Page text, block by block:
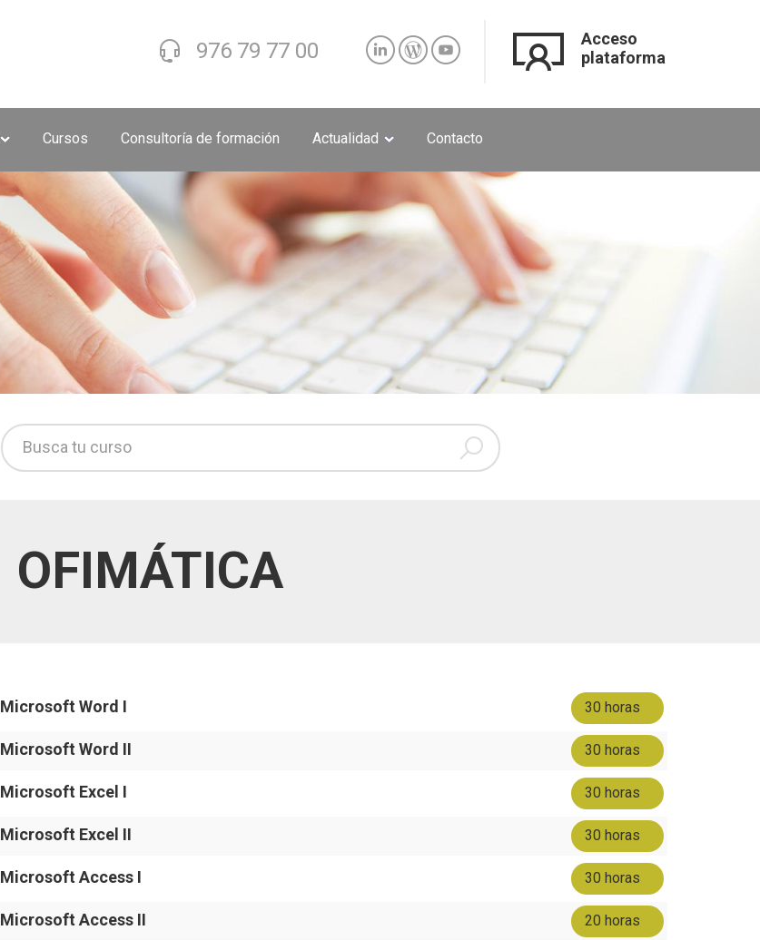
976 79 77 00
Acceso
plataforma
Cursos Consultoría de formación Actualidad Contacto
OFIMÁTICA
Microsoft Word I 30 horas
Microsoft Word II 30 horas
Microsoft Excel I 30 horas
Microsoft Excel II 30 horas
Microsoft Access I 30 horas
Microsoft Access II 20 horas